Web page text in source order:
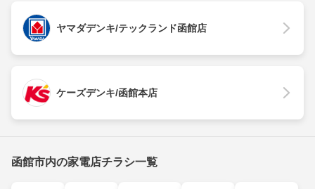
ヤマダデンキ/テックランド函館店
ケーズデンキ/函館本店
函館市内の家電店チラシ一覧